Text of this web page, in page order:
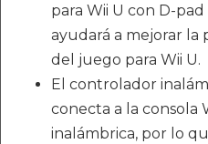
para Wii U con D-
ayudará a mejorar la
del juego para Wii U.
El controlador
conecta a la consola
inalámbrica, por lo